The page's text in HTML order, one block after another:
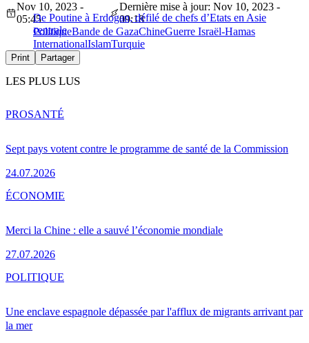
De Poutine à Erdogan, défilé de chefs d’Etats en Asie
centrale
Nov 10, 2023 -
05:45
Dernière mise à jour: Nov 10, 2023 -
09:18
PolitiqueBande de GazaChineGuerre Israël-Hamas
InternationalIslamTurquie
Print Partager
LES PLUS LUS
Sept pays votent contre le programme de santé de la Commission
24.07.2026
PROSANTÉ
Merci la Chine : elle a sauvé l’économie mondiale
27.07.2026
ÉCONOMIE
Une enclave espagnole dépassée par l'afflux de migrants arrivant par
la mer
POLITIQUE